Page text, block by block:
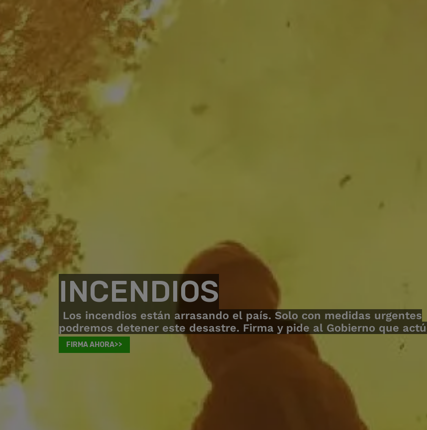
INCENDIOS
Los incendios están arrasando el país. Solo con medidas urgentes
podremos detener este desastre. Firma y pide al Gobierno que
FIRMA AHORA>>